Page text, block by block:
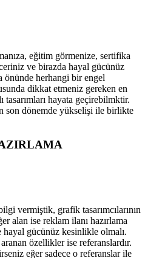
eğitim görmenize, sertifika
ve birazda hayal gücünüz
önünde herhangi bir engel
dikkat etmeniz gereken en
hayata geçirebilmktir.
son dönemde yükselişi ile birlikte
vermiştik, grafik tasarımcılarının
alan ise reklam ilanı hazırlama
gücünüz kesinlikle olmalı.
özellikler ise referanslardır.
eğer sadece o referanslar ile